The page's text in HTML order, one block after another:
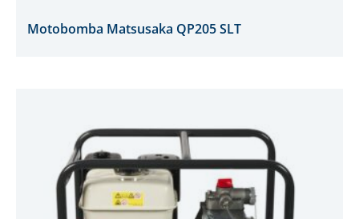
Motobomba Matsusaka QP205 SLT